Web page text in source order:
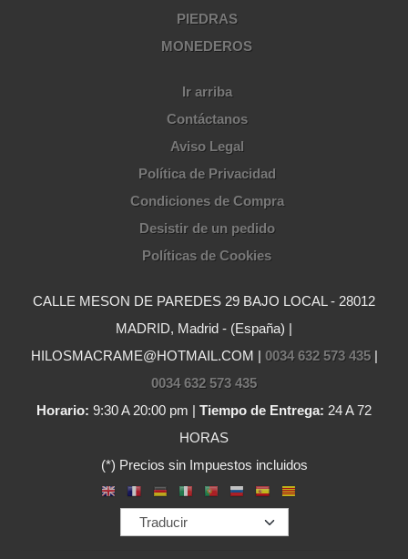
PIEDRAS
MONEDEROS
Ir arriba
Contáctanos
Aviso Legal
Política de Privacidad
Condiciones de Compra
Desistir de un pedido
Políticas de Cookies
CALLE MESON DE PAREDES 29 BAJO LOCAL - 28012
MADRID, Madrid - (España) |
HILOSMACRAME@HOTMAIL.COM | 0034 632 573 435|
0034 632 573 435
Horario: 9:30 A 20:00 pm | Tiempo de Entrega: 24 A 72
HORAS
(*) Precios sin Impuestos incluidos